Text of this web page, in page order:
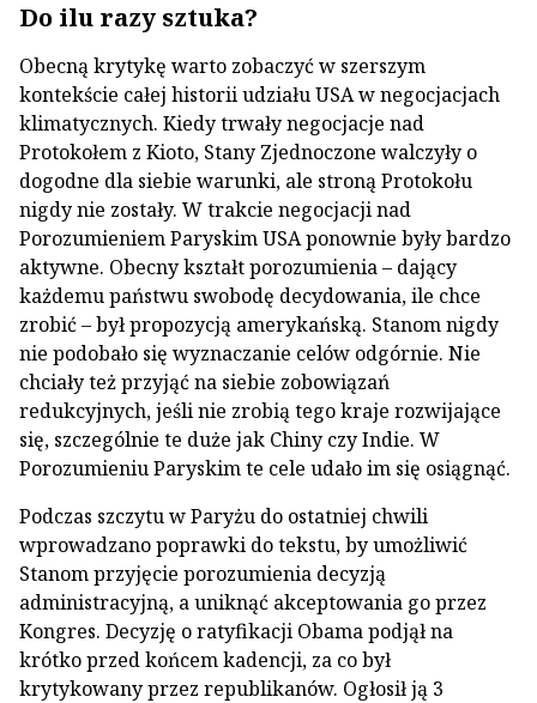
Do ilu razy sztuka?
Obecną krytykę warto zobaczyć w szerszym
kontekście całej historii udziału USA w negocjacjach
klimatycznych. Kiedy trwały negocjacje nad
Protokołem z Kioto, Stany Zjednoczone walczyły o
dogodne dla siebie warunki, ale stroną Protokołu
nigdy nie zostały. W trakcie negocjacji nad
Porozumieniem Paryskim USA ponownie były bardzo
aktywne. Obecny kształt porozumienia – dający
każdemu państwu swobodę decydowania, ile chce
zrobić – był propozycją amerykańską. Stanom nigdy
nie podobało się wyznaczanie celów odgórnie. Nie
chciały też przyjąć na siebie zobowiązań
redukcyjnych, jeśli nie zrobią tego kraje rozwijające
się, szczególnie te duże jak Chiny czy Indie. W
Porozumieniu Paryskim te cele udało im się osiągnąć.
Podczas szczytu w Paryżu do ostatniej chwili
wprowadzano poprawki do tekstu, by umożliwić
Stanom przyjęcie porozumienia decyzją
administracyjną, a uniknąć akceptowania go przez
Kongres. Decyzję o ratyfikacji Obama podjął na
krótko przed końcem kadencji, za co był
krytykowany przez republikanów. Ogłosił ją 3